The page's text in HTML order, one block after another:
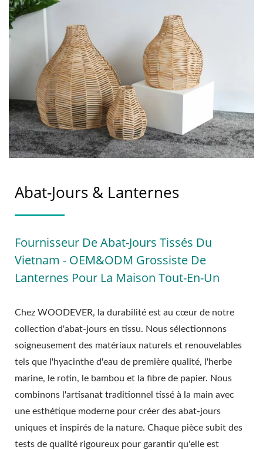
Abat-Jours & Lanternes
Fournisseur De Abat-Jours Tissés Du
Vietnam - OEM&ODM Grossiste De
Lanternes Pour La Maison Tout-En-Un
Chez WOODEVER, la durabilité est au cœur de notre
collection d'abat-jours en tissu. Nous sélectionnons
soigneusement des matériaux naturels et renouvelables
tels que l'hyacinthe d'eau de première qualité, l'herbe
marine, le rotin, le bambou et la fibre de papier. Nous
combinons l'artisanat traditionnel tissé à la main avec
une esthétique moderne pour créer des abat-jours
uniques et inspirés de la nature. Chaque pièce subit des
tests de qualité rigoureux pour garantir qu'elle est